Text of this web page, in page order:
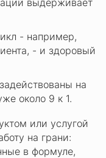
- например,
- и здоровый
на
около 9 к 1.
или услугой
на грани:
в формуле,